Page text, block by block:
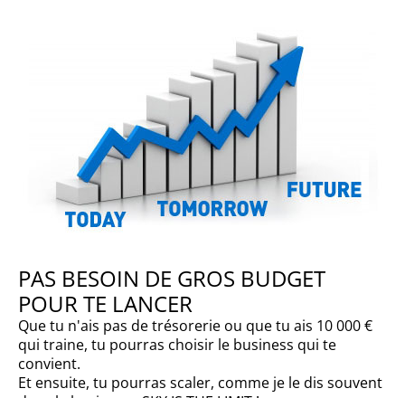
PAS BESOIN DE GROS BUDGET
POUR TE LANCER
Que tu n'ais pas de trésorerie ou que tu ais 10 000 €
qui traine, tu pourras choisir le business qui te
convient.
Et ensuite, tu pourras scaler, comme je le dis souvent